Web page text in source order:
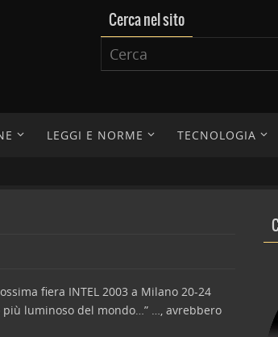
Cerca nel sito
LEGGI E NORME TECNOLOGIA
fiera INTEL 2003 a Milano 20-24
luminoso del mondo…” …, avrebbero